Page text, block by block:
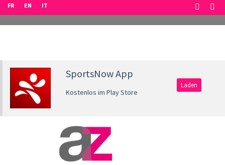
FR EN IT
SportsNow App
Kostenlos im Play Store
Laden